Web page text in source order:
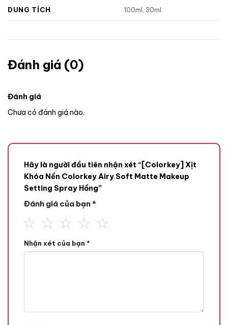
DUNG TÍCH 100ml, 30ml
Đánh giá (0)
Đánh giá
Chưa có đánh giá nào.
Hãy là người đầu tiên nhận xét “[Colorkey] Xịt
Khóa Nền Colorkey Airy Soft Matte Makeup
Setting Spray Hồng”
Đánh giá của bạn*
Nhận xét của bạn *